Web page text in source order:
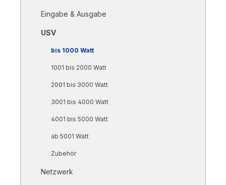
Eingabe & Ausgabe
USV
bis 1000 Watt
1001 bis 2000 Watt
2001 bis 3000 Watt
3001 bis 4000 Watt
4001 bis 5000 Watt
ab 5001 Watt
Zubehör
Netzwerk